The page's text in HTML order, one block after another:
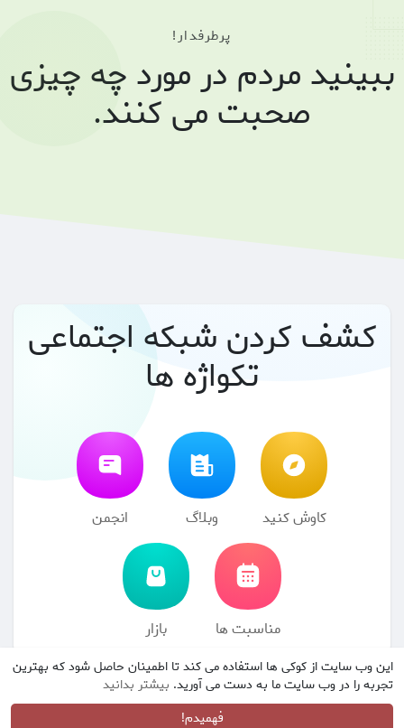
این وب سایت از کوکی ها استفاده می کند تا اطمینان حاصل شود که بهترین
تجربه را در وب سایت ما به دست می آورید. بیشتر بدانید
فهمیدم!
پرطرفدار!
ببینید مردم در مورد چه چیزی
صحبت می کنند.
کشف کردن شبکه اجتماعی
تکواژه ها
کاوش کنید وبلاگ انجمن
مناسبت ها بازار
© 2026 شبکه اجتماعی تکواژه ها · شرایط استفاده ·
حریم خصوصی · با ما تماس بگیرید · درباره · فهرست راهنما · وبلاگ
مناسبت ها